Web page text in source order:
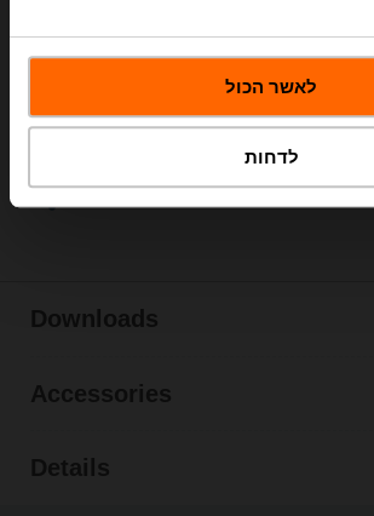
לאשר הכול
לדחות
Add to Cart
Add to Project
Downloads
Accessories
Details